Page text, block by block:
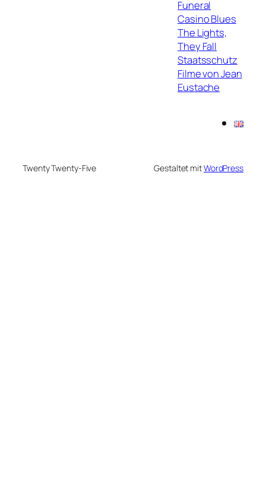
Funeral
Casino Blues
The Lights,
They Fall
Staatsschutz
Filme von Jean
Eustache
Twenty Twenty-Five Gestaltet mitWordPress